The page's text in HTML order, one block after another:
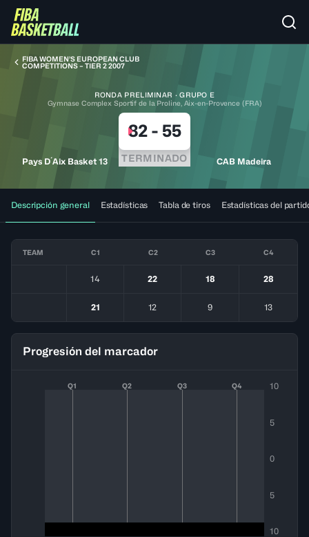
FIBA WOMEN’S EUROPEAN CLUB
COMPETITIONS – TIER 2 2007
RONDA PRELIMINAR · GRUPO E
Gymnase Complex Sportif de la Proline, Aix-en-Provence (FRA)
Pays D´Aix Basket 13
82- 55
TERMINADO CAB Madeira
Descripción general Estadísticas Tabla de tiros Estadísticas del
TEAM C1 C2 C3 C4
14 22 18 28
21 12 9 13
Progresión del marcador
Q1 Q2 Q3 Q4 10
5
0
5
10